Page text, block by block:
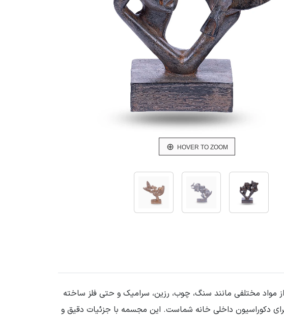
HOVER TO ZOOM
مواد مختلفی مانند سنگ، چوب، رزین، سرامیک و حتی فلز ساخته
دکوراسیون داخلی خانه شماست. این مجسمه با جزئیات دقیق و